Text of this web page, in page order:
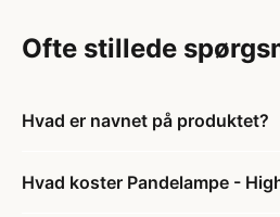
Ofte stillede
Hvad er navnet på produktet?
Hvad koster Pandelampe -